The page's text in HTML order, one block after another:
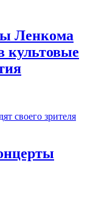
Ленкома
культовые